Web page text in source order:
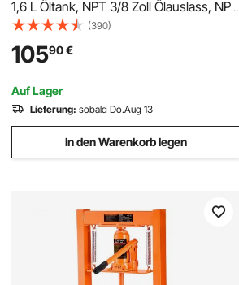
1,6 L Öltank, NPT 3/8 Zoll Ölauslass, NPT
1/4 Zoll Einlass, Luftbetätigte Fußpumpe
mit Aluminiumgehäuse, für
Autoreparaturrahmenmaschine &
Hydraulikpresse
(390)
10590€
Auf Lager
Lieferung: sobald Do.Aug 13
In den Warenkorb legen